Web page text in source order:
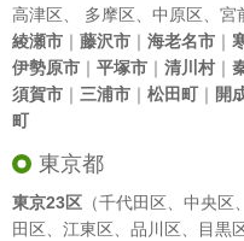
高津区
多摩区 中原区 宮
綾瀬市 ｜ 藤沢市 ｜ 海老名市 ｜
伊勢原市 ｜ 平塚市 ｜ 清川村｜
須賀市 ｜ 三浦市 ｜ 松田町｜ 開
町
東京都
東京23区 （千代田区 中央区
田区
江東区 品川区 目黒